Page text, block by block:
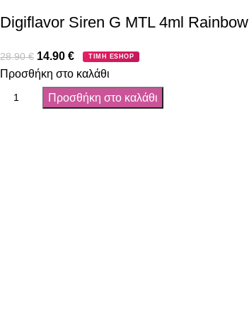
Digiflavor Siren G MTL 4ml Rainbow
28.90€ 14.90 € ΤΙΜΗ ESHOP
Προσθήκη στο καλάθι
Προσθήκη στο καλάθι